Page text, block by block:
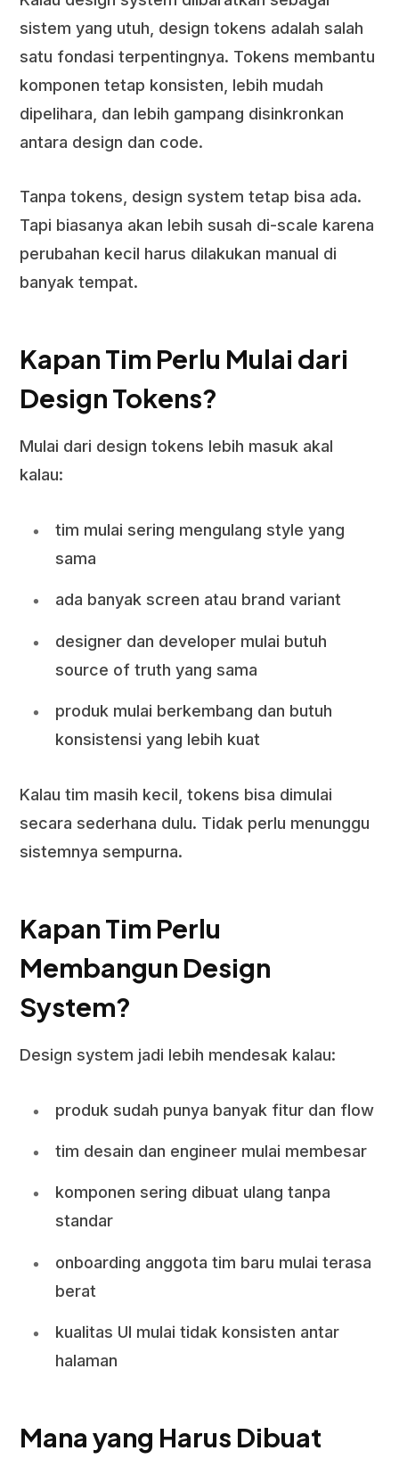
sistem yang utuh, design tokens adalah salah
satu fondasi terpentingnya. Tokens membantu
komponen tetap konsisten, lebih mudah
dipelihara, dan lebih gampang disinkronkan
antara design dan code.
Tanpa tokens, design system tetap bisa ada.
Tapi biasanya akan lebih susah di-scale karena
perubahan kecil harus dilakukan manual di
banyak tempat.
Kapan Tim Perlu Mulai dari
Design Tokens?
Mulai dari design tokens lebih masuk akal
kalau:
tim mulai sering mengulang style yang
sama
ada banyak screen atau brand variant
designer dan developer mulai butuh
source of truth yang sama
produk mulai berkembang dan butuh
konsistensi yang lebih kuat
Kalau tim masih kecil, tokens bisa dimulai
secara sederhana dulu. Tidak perlu menunggu
sistemnya sempurna.
Kapan Tim Perlu
Membangun Design
System?
Design system jadi lebih mendesak kalau:
produk sudah punya banyak fitur dan flow
tim desain dan engineer mulai membesar
komponen sering dibuat ulang tanpa
standar
onboarding anggota tim baru mulai terasa
berat
kualitas UI mulai tidak konsisten antar
halaman
Mana yang Harus Dibuat